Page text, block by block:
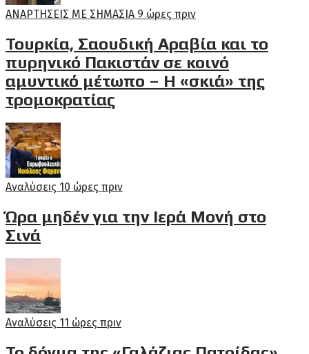
ΑΝΑΡΤΗΣΕΙΣ ΜΕ ΣΗΜΑΣΙΑ 9 ώρες πριν
Τουρκία, Σαουδική Αραβία και το
πυρηνικό Πακιστάν σε κοινό
αμυντικό μέτωπο – Η «σκιά» της
τρομοκρατίας
Αναλύσεις 10 ώρες πριν
Ώρα μηδέν για την Ιερά Μονή στο
Σινά
Αναλύσεις 11 ώρες πριν